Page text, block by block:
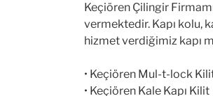
Keçiören Çilingir
vermektedir. Kapı kolu,
hizmet verdiğimiz kapı
• Keçiören Mul-t-lock
• Keçiören Kale Kapı Kilit